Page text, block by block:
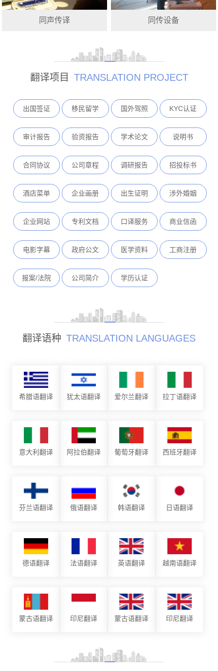
同声传译 同传设备
翻译项目 TRANSLATION PROJECT
出国签证 移民留学 国外驾照 KYC认证
审计报告 验资报告 学术论文 说明书
合同协议 公司章程 调研报告 招投标书
酒店菜单 企业画册 出生证明 涉外婚姻
企业网站 专利文档 口译服务 商业信函
电影字幕 政府公文 医学资料 工商注册
报案/法院 公司简介 学历认证
翻译语种 TRANSLATION LANGUAGES
希腊语翻译 犹太语翻译 爱尔兰翻译 拉丁语翻译
意大利翻译 阿拉伯翻译 葡萄牙翻译 西班牙翻译
芬兰语翻译 俄语翻译 韩语翻译 日语翻译
德语翻译 法语翻译 英语翻译 越南语翻译
蒙古语翻译 印尼翻译 蒙古语翻译 印尼翻译